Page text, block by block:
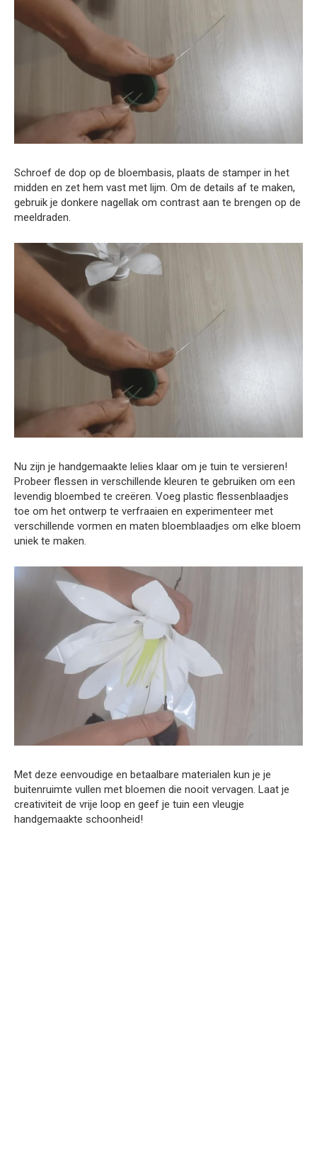
Schroef de dop op de bloembasis, plaats de stamper in het
midden en zet hem vast met lijm. Om de details af te maken,
gebruik je donkere nagellak om contrast aan te brengen op de
meeldraden.
Nu zijn je handgemaakte lelies klaar om je tuin te versieren!
Probeer flessen in verschillende kleuren te gebruiken om een
levendig bloembed te creëren. Voeg plastic flessenblaadjes
toe om het ontwerp te verfraaien en experimenteer met
verschillende vormen en maten bloemblaadjes om elke bloem
uniek te maken.
Met deze eenvoudige en betaalbare materialen kun je je
buitenruimte vullen met bloemen die nooit vervagen. Laat je
creativiteit de vrije loop en geef je tuin een vleugje
handgemaakte schoonheid!